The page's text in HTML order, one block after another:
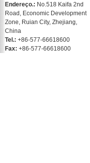
Endereço.: No.518 Kaifa 2nd
Road, Economic Development
Zone, Ruian City, Zhejiang,
China
Tel.: +86-577-66618600
Fax: +86-577-66618600